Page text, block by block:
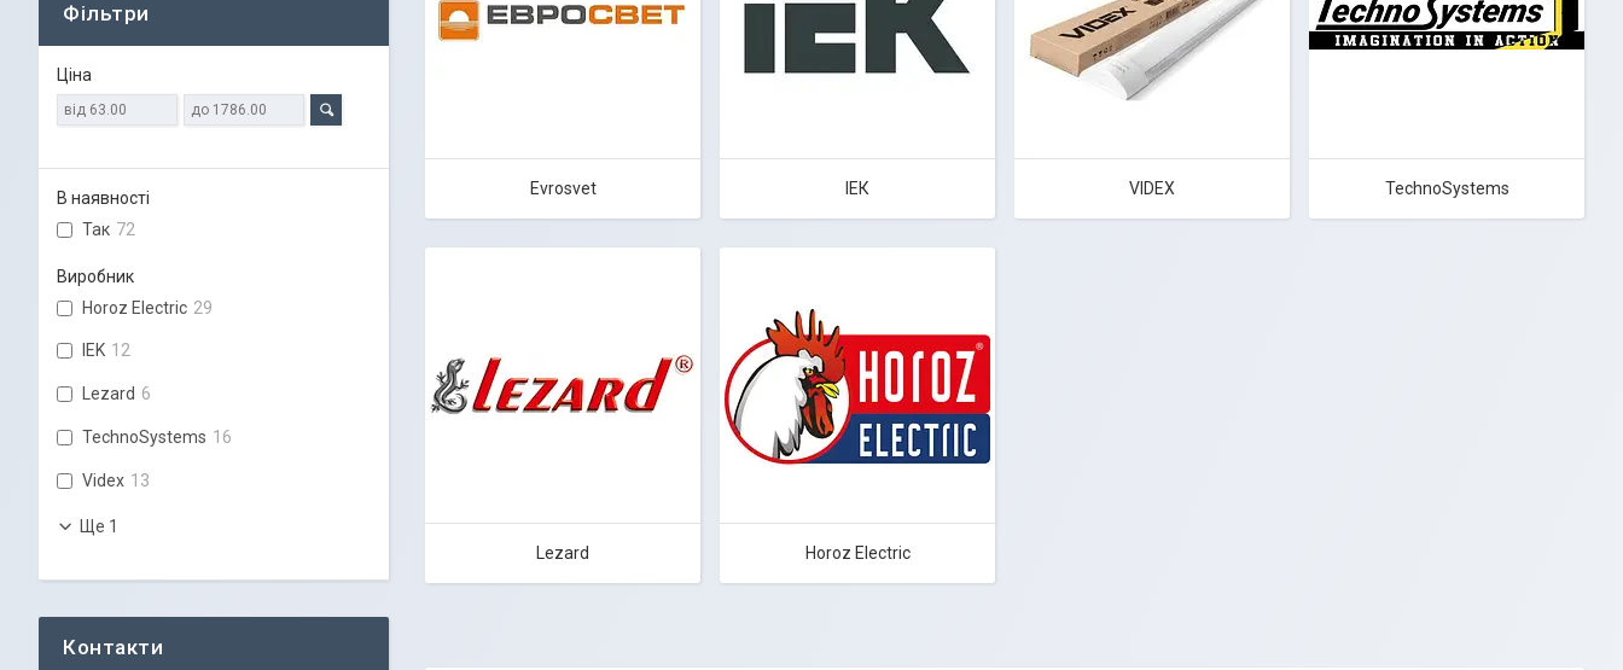
Evrosvet ІЕК VIDEX TechnoSystems
Lezard Horoz Electric
Фільтри
Ціна
В наявності
Так 72
Виробник
Horoz Electric 29
IEK 12
Lezard 6
TechnoSystems 16
Videx 13
Ще 1